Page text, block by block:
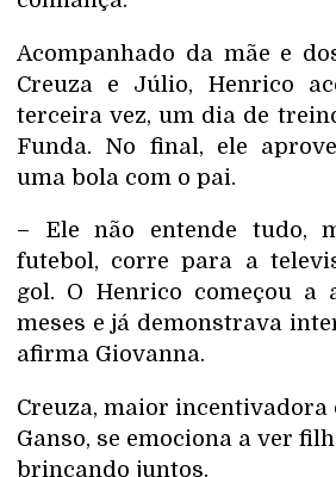
Acompanhado da mãe e
Creuza e Júlio, Henrico
terceira vez, um dia de
Funda. No final, ele
uma bola com o pai.
– Ele não entende tudo,
futebol, corre para a
gol. O Henrico começou a
meses e já demonstrava
afirma Giovanna.
Creuza, maior incentivadora
Ganso, se emociona a ver
brincando juntos.